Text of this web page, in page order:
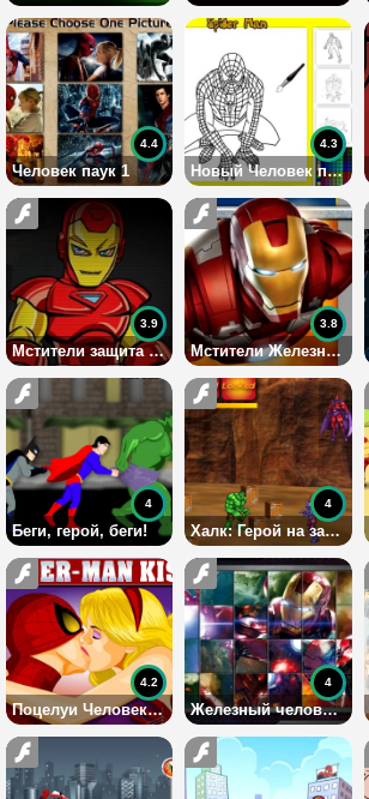
Человек паук 1
4.4
Новый Человек паук
4.3
Мстители защита базы
3.9
Мстители Железный человек полёт
3.8
Беги, герой, беги!
4
Халк: Герой на защите
4
Поцелуи Человека-паука
4.2
Железный человек 3
4